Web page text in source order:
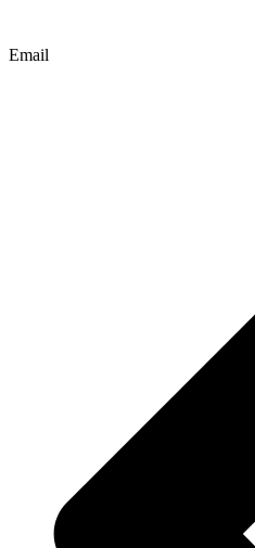
Email